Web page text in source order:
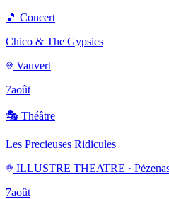
🎵 Concert
Chico & The Gypsies
Vauvert
7août
🎭 Théâtre
Les Precieuses Ridicules
ILLUSTRE THEATRE ·
7août